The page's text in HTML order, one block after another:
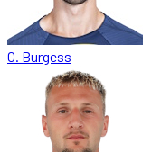
C. Burgess